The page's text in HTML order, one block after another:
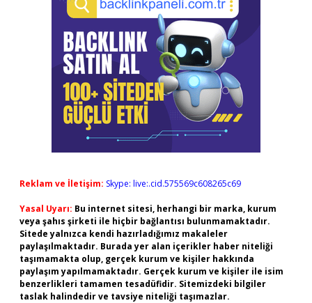
Reklam ve İletişim: Skype: live:.cid.575569c608265c69
Yasal Uyarı: Bu internet sitesi, herhangi bir marka, kurum
veya şahıs şirketi ile hiçbir bağlantısı bulunmamaktadır.
Sitede yalnızca kendi hazırladığımız makaleler
paylaşılmaktadır. Burada yer alan içerikler haber niteliği
taşımamakta olup, gerçek kurum ve kişiler hakkında
paylaşım yapılmamaktadır. Gerçek kurum ve kişiler ile isim
benzerlikleri tamamen tesadüfidir. Sitemizdeki bilgiler
taslak halindedir ve tavsiye niteliği taşımazlar.